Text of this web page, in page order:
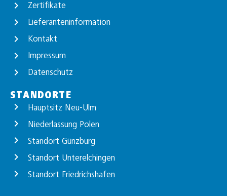
Zertifikate
Lieferanteninformation
Kontakt
Impressum
Datenschutz
STANDORTE
Hauptsitz Neu-Ulm
Niederlassung Polen
Standort Günzburg
Standort Unterelchingen
Standort Friedrichshafen